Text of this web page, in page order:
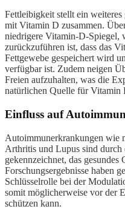
Fettleibigkeit stellt ein
mit Vitamin D zusammen.
niedrigere Vitamin-D-Spiegel,
zurückzuführen ist, dass das
Fettgewebe gespeichert wird
verfügbar ist. Zudem neigen
Freien aufzuhalten, was die
natürlichen Quelle für Vitamin
Einfluss auf
Autoimmunerkrankungen wie
Arthritis und Lupus sind durch
gekennzeichnet, das gesundes
Forschungsergebnisse haben
Schlüsselrolle bei der
somit möglicherweise vor der
schützen kann.